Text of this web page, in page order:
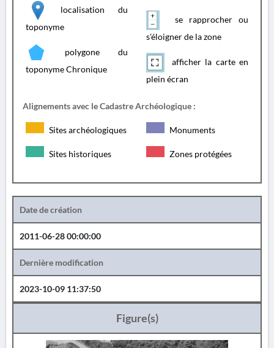
localisation du
toponyme
polygone du
toponyme Chronique
se rapprocher ou
s'éloigner de la zone
afficher la carte en
plein écran
Alignements avec le Cadastre Archéologique :
Sites archéologiques Monuments
Sites historiques Zones protégées
Date de création
2011-06-28 00:00:00
Dernière modification
2023-10-09 11:37:50
Figure(s)